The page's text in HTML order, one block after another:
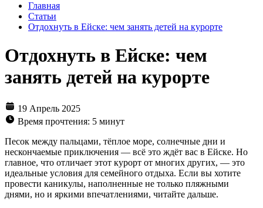
Главная
Статьи
Отдохнуть в Ейске: чем занять детей на курорте
Отдохнуть в Ейске: чем
занять детей на курорте
19 Апрель 2025
Время прочтения: 5 минут
Песок между пальцами, тёплое море, солнечные дни и
нескончаемые приключения — всё это ждёт вас в Ейске. Но
главное, что отличает этот курорт от многих других, — это
идеальные условия для семейного отдыха. Если вы хотите
провести каникулы, наполненные не только пляжными
днями, но и яркими впечатлениями, читайте дальше.